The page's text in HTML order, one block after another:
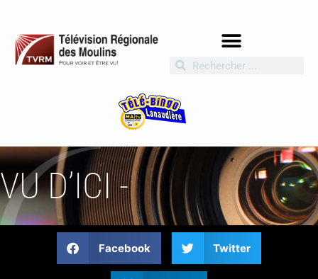
VU D’ICI -
Facebook Twitter